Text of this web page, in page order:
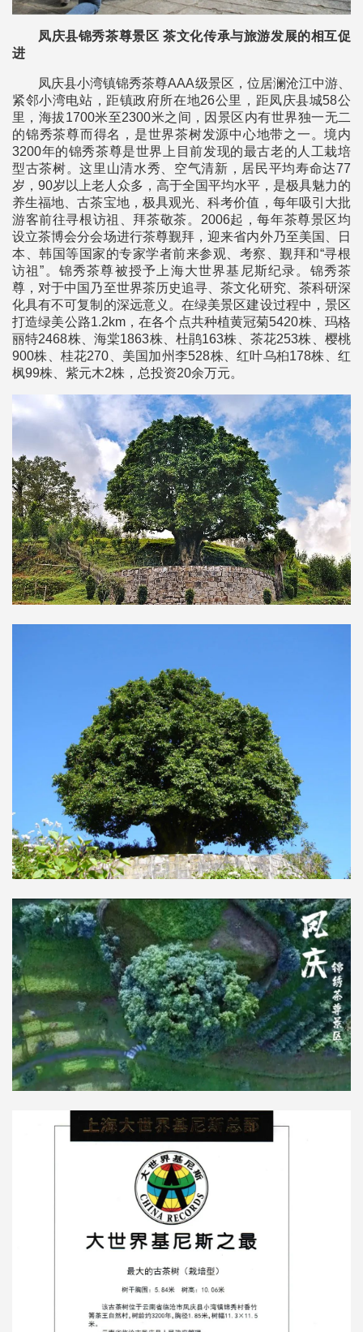
凤庆县锦秀茶尊景区 茶文化传承与旅游发展的相互促
进
凤庆县小湾镇锦秀茶尊AAA级景区，位居澜沧江中游、
紧邻小湾电站，距镇政府所在地26公里，距凤庆县城58公
里，海拔1700米至2300米之间，因景区内有世界独一无二
的锦秀茶尊而得名，是世界茶树发源中心地带之一。境内
3200年的锦秀茶尊是世界上目前发现的最古老的人工栽培
型古茶树。这里山清水秀、空气清新，居民平均寿命达77
岁，90岁以上老人众多，高于全国平均水平，是极具魅力的
养生福地、古茶宝地，极具观光、科考价值，每年吸引大批
游客前往寻根访祖、拜茶敬茶。2006起，每年茶尊景区均
设立茶博会分会场进行茶尊觐拜，迎来省内外乃至美国、日
本、韩国等国家的专家学者前来参观、考察、觐拜和“寻根
访祖”。锦秀茶尊被授予上海大世界基尼斯纪录。锦秀茶
尊，对于中国乃至世界茶历史追寻、茶文化研究、茶科研深
化具有不可复制的深远意义。在绿美景区建设过程中，景区
打造绿美公路1.2km，在各个点共种植黄冠菊5420株、玛格
丽特2468株、海棠1863株、杜鹃163株、茶花253株、樱桃
900株、桂花270、美国加州李528株、红叶乌桕178株、红
枫99株、紫元木2株，总投资20余万元。